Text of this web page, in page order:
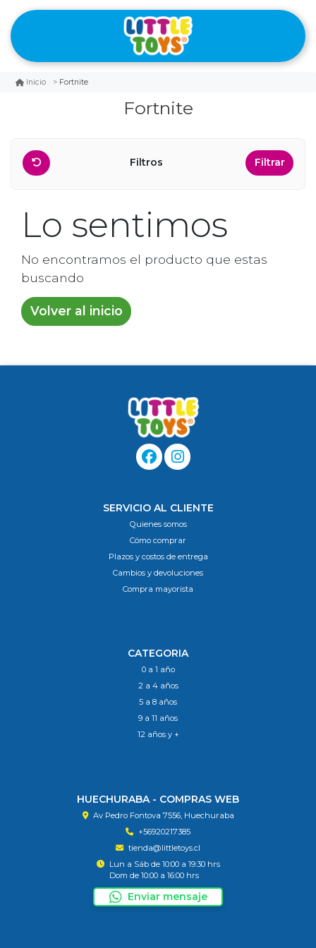
Inicio Fortnite
Fortnite
Filtros Filtrar
Lo sentimos
No encontramos el producto que estas
buscando
Volver al inicio
SERVICIO AL CLIENTE
Quienes somos
Cómo comprar
Plazos y costos de entrega
Cambios y devoluciones
Compra mayorista
CATEGORIA
0 a 1 año
2 a 4 años
5 a 8 años
9 a 11 años
12 años y +
HUECHURABA - COMPRAS WEB
Av Pedro Fontova 7556, Huechuraba
+56920217385
tienda@littletoys.cl
Lun a Sáb de 10:00 a 19:30 hrs
Dom de 10:00 a 16:00 hrs
Enviar mensaje